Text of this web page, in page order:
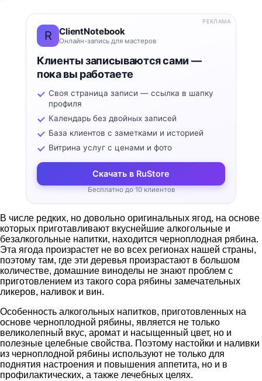
R ClientNotebook
Онлайн-запись для мастеров
Клиенты записываются сами —
пока вы работаете
Своя страница записи — ссылка в шапку
профиля
Календарь без двойных записей
База клиентов с заметками и историей
Витрина услуг с ценами и фото
Скачать в RuStore
Бесплатно до 10 клиентов
РЕКЛАМА
В числе редких, но довольно оригинальных ягод, на основе
которых приготавливают вкуснейшие алкогольные и
безалкогольные напитки, находится черноплодная рябина.
Эта ягода произрастет не во всех регионах нашей страны,
поэтому там, где эти деревья произрастают в большом
количестве, домашние виноделы не знают проблем с
приготовлением из такого сора рябины замечательных
ликеров, наливок и вин.
Особенность алкогольных напитков, приготовленных на
основе черноплодной рябины, является не только
великолепный вкус, аромат и насыщенный цвет, но и
полезные целебные свойства. Поэтому настойки и наливки
из черноплодной рябины используют не только для
поднятия настроения и повышения аппетита, но и в
профилактических, а также лечебных целях.